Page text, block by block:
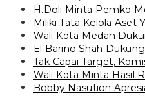
H.Doli Minta Pemko
Miliki Tata Kelola Aset
Wali Kota Medan
El Barino Shah
Tak Capai Target,
Wali Kota Minta Hasil
Bobby Nasution